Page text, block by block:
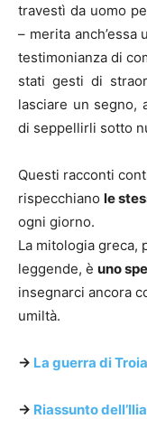
travestì da uomo
– merita
testimonianza di
stati gesti di
lasciare un segno,
di seppellirli sotto
Questi racconti
rispecchiano le
ogni giorno.
La mitologia greca,
leggende, è uno
insegnarci ancora
umiltà.
-> La guerra di Troia
-> Riassunto